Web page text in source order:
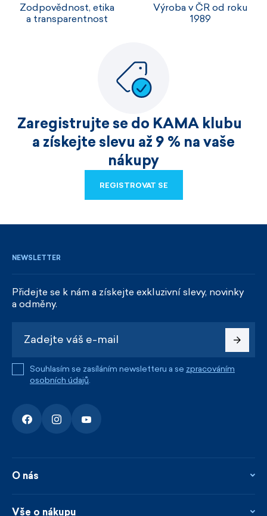
Zodpovědnost, etika
a transparentnost
Výroba v ČR od roku
1989
Zaregistrujte se do KAMA klubu
a získejte slevu až 9 % na vaše
nákupy
REGISTROVAT SE
NEWSLETTER
Přidejte se k nám a získejte exkluzivní slevy, novinky
a odměny.
Souhlasím se zasíláním newsletteru a se zpracováním
osobních údajů.
O nás
Kontakty
Vše o nákupu